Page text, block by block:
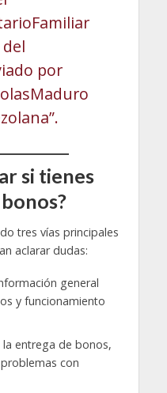
por
si tienes
tres vías principales
aclarar dudas:
general
y funcionamiento
la entrega de bonos,
con